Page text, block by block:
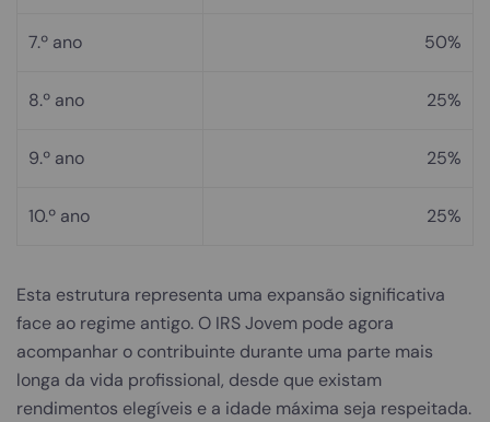
7.º ano 50%
8.º ano 25%
9.º ano 25%
10.º ano 25%
Esta estrutura representa uma expansão significativa
face ao regime antigo. O IRS Jovem pode agora
acompanhar o contribuinte durante uma parte mais
longa da vida profissional, desde que existam
rendimentos elegíveis e a idade máxima seja respeitada.